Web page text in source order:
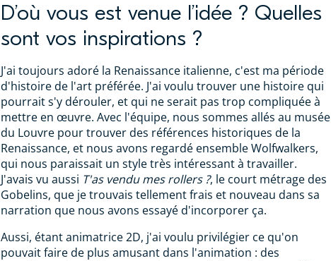
D’où vous est venue l’idée ? Quelles
sont vos inspirations ?
J'ai toujours adoré la Renaissance italienne, c'est ma période
d'histoire de l'art préférée. J'ai voulu trouver une histoire qui
pourrait s'y dérouler, et qui ne serait pas trop compliquée à
mettre en œuvre. Avec l'équipe, nous sommes allés au musée
du Louvre pour trouver des références historiques de la
Renaissance, et nous avons regardé ensemble Wolfwalkers,
qui nous paraissait un style très intéressant à travailler.
J'avais vu aussi T'as vendu mes rollers ?, le court métrage des
Gobelins, que je trouvais tellement frais et nouveau dans sa
narration que nous avons essayé d'incorporer ça.
Aussi, étant animatrice 2D, j'ai voulu privilégier ce qu'on
pouvait faire de plus amusant dans l'animation : des